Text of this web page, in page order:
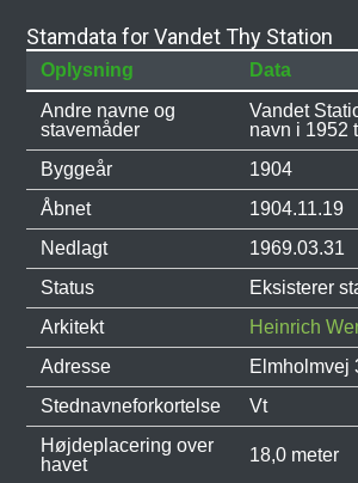
Stamdata for Vandet Thy Station
Oplysning
Data
Andre navne og
stavemåder
Vandet
navn i 1952
Byggeår
1904
Åbnet
1904.11.19
Nedlagt
1969.03.31
Status
Eksisterer
Arkitekt
Heinrich
Adresse
Elmholmvej
Stednavneforkortelse
Vt
Højdeplacering over
havet
18,0 meter